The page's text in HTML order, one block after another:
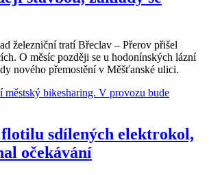
železniční tratí Břeclav – Přerov přišel
O měsíc později se u hodonínských lázní
nového přemostění v Měšťanské ulici.
sdílených elektrokol,
očekávání